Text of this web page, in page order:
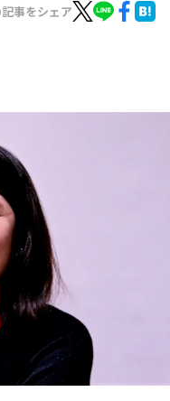
事をシェア